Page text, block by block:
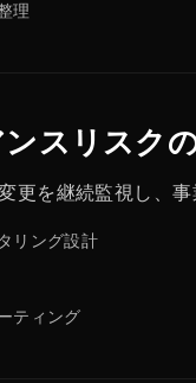
理
スリスク
更を継続監視し、
リング設計
ティング